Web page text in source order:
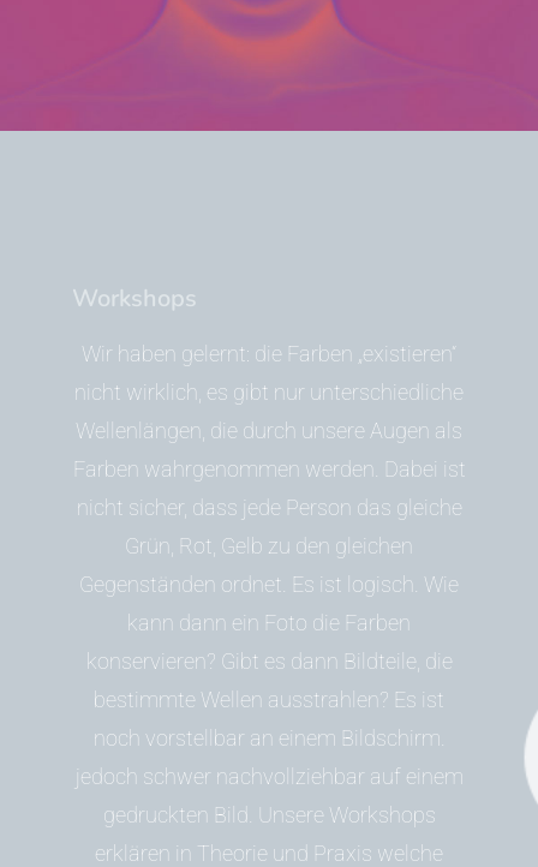
Workshops
Wir haben gelernt: die Farben „existieren“
nicht wirklich, es gibt nur unterschiedliche
Wellenlängen, die durch unsere Augen als
Farben wahrgenommen werden. Dabei ist
nicht sicher, dass jede Person das gleiche
Grün, Rot, Gelb zu den gleichen
Gegenständen ordnet. Es ist logisch. Wie
kann dann ein Foto die Farben
konservieren? Gibt es dann Bildteile, die
bestimmte Wellen ausstrahlen? Es ist
noch vorstellbar an einem Bildschirm.
jedoch schwer nachvollziehbar auf einem
gedruckten Bild. Unsere Workshops
erklären in Theorie und Praxis welche